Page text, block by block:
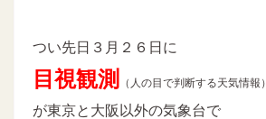
つい先日３月２６日に
目視観測 （人の目で判断する天気情報）
が東京と大阪以外の気象台で